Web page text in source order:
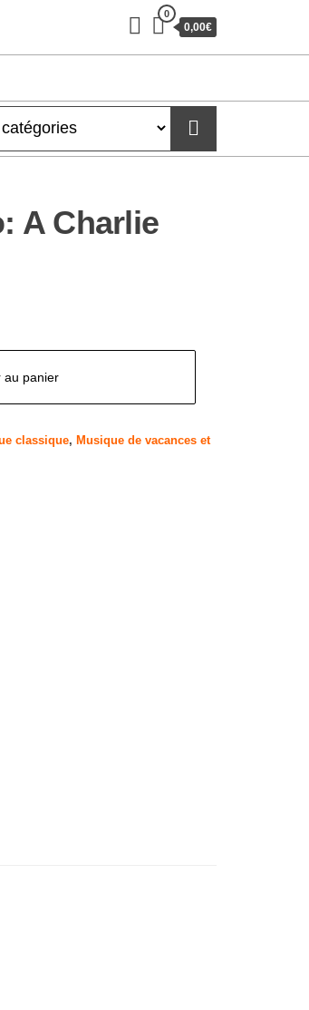
0
0,00€
A Charlie
au panier
classique, Musique de vacances et